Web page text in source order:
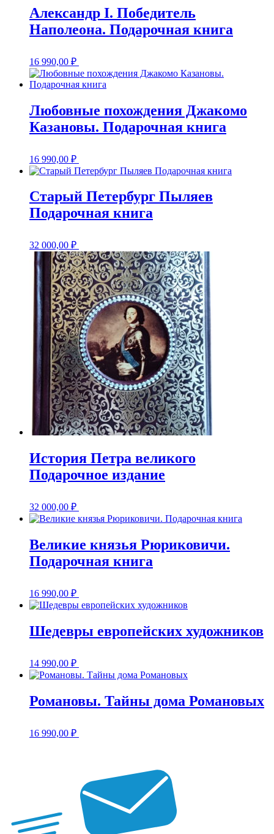
Александр I. Победитель
Наполеона. Подарочная книга
16 990,00 ₽
Любовные похождения Джакомо
Казановы. Подарочная книга
16 990,00 ₽
Старый Петербург Пыляев
Подарочная книга
32 000,00 ₽
История Петра великого
Подарочное издание
32 000,00 ₽
Великие князья Рюриковичи.
Подарочная книга
16 990,00 ₽
Шедевры европейских художников
14 990,00 ₽
Романовы. Тайны дома Романовых
16 990,00 ₽